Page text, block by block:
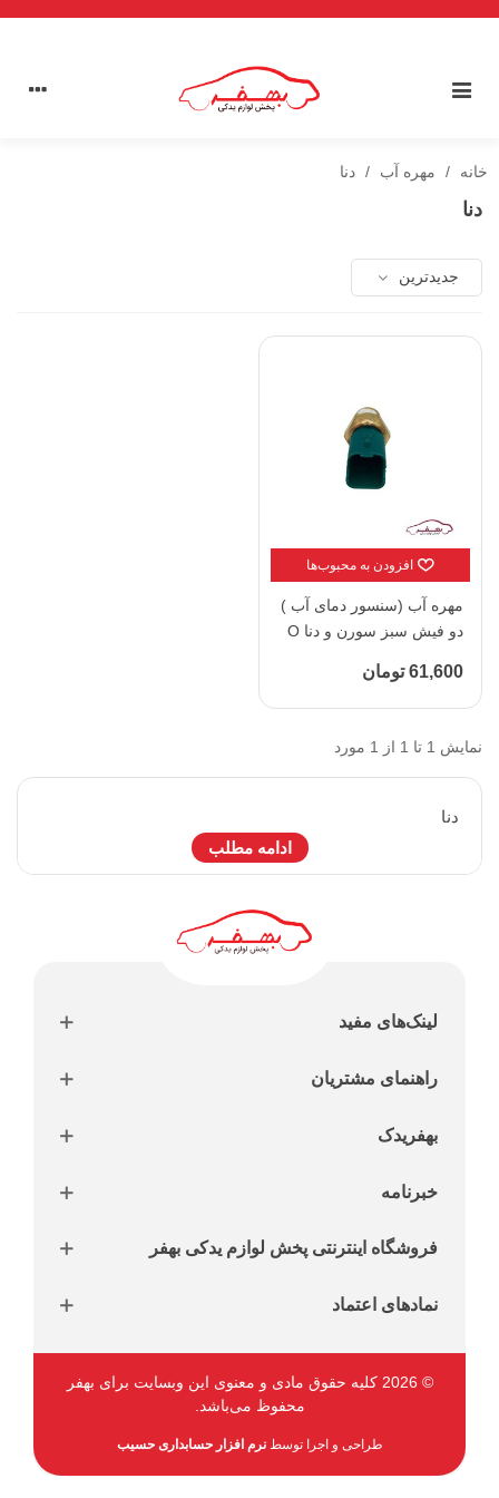
خانه / مهره آب / دنا
دنا
جدیدترین
افزودن به محبوب‌ها
مهره آب (سنسور دمای آب )
دو فیش سبز سورن و دنا O
61,600 تومان
نمایش 1 تا 1 از 1 مورد
دنا
ادامه مطلب
لینک‌های مفید
راهنمای مشتریان
بهفریدک
خبرنامه
فروشگاه اینترنتی پخش لوازم یدکی بهفر
نمادهای اعتماد
طراحی و اجرا توسطنرم افزار حسابداری حسیب
© 2026 کلیه حقوق مادی و معنوی این وبسایت برای بهفر
محفوظ می‌باشد.